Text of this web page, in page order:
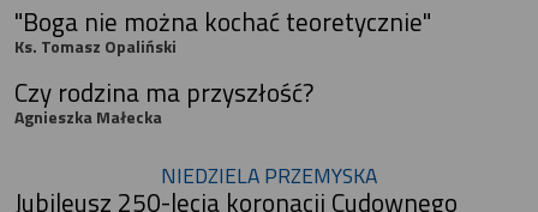
"Boga nie można kochać teoretycznie"
Ks. Tomasz Opaliński
Czy rodzina ma przyszłość?
Agnieszka Małecka
NIEDZIELA PRZEMYSKA
Jubileusz 250-lecia koronacji Cudownego